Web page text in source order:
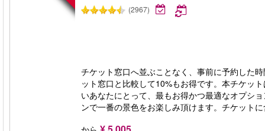
(2967)
チケット窓口へ並ぶことなく、事前に予約した
ット窓口と比較して10%もお得です。本チケッ
いあなたにとって、最もお得かつ最適なオプシ
ンで一番の景色をお楽しみ頂けます。チケット